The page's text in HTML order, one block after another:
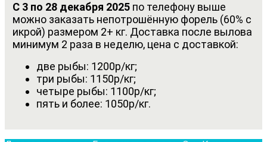
С 3 по 28 декабря 2025 по телефону выше
можно заказать непотрошённую форель (60% с
икрой) размером 2+ кг. Доставка после вылова
минимум 2 раза в неделю, цена с доставкой:
две рыбы: 1200р/кг;
три рыбы: 1150р/кг;
четыре рыбы: 1100р/кг;
пять и более: 1050р/кг.